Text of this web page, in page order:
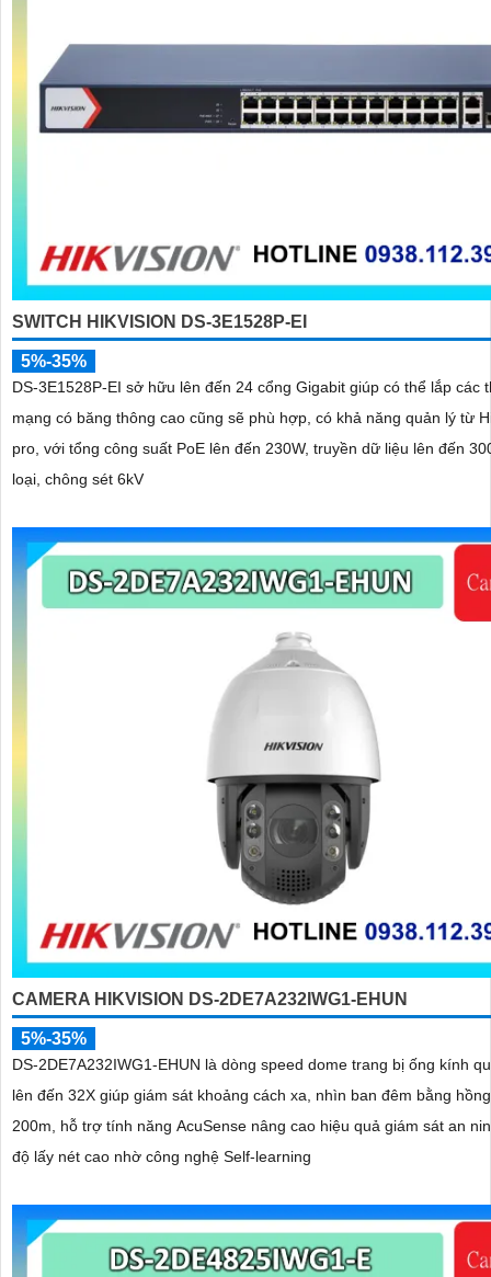
SWITCH HIKVISION DS-3E1528P-EI
5%-35%
DS-3E1528P-EI sở hữu lên đến 24 cổng Gigabit giúp có thể lắp các
mạng có băng thông cao cũng sẽ phù hợp, có khả năng quản lý từ
pro, với tổng công suất PoE lên đến 230W, truyền dữ liệu lên đến
loại, chông sét 6kV
CAMERA HIKVISION DS-2DE7A232IWG1-EHUN
5%-35%
DS-2DE7A232IWG1-EHUN là dòng speed dome trang bị ống kính
lên đến 32X giúp giám sát khoảng cách xa, nhìn ban đêm bằng
200m, hỗ trợ tính năng AcuSense nâng cao hiệu quả giám sát an
độ lấy nét cao nhờ công nghệ Self-learning